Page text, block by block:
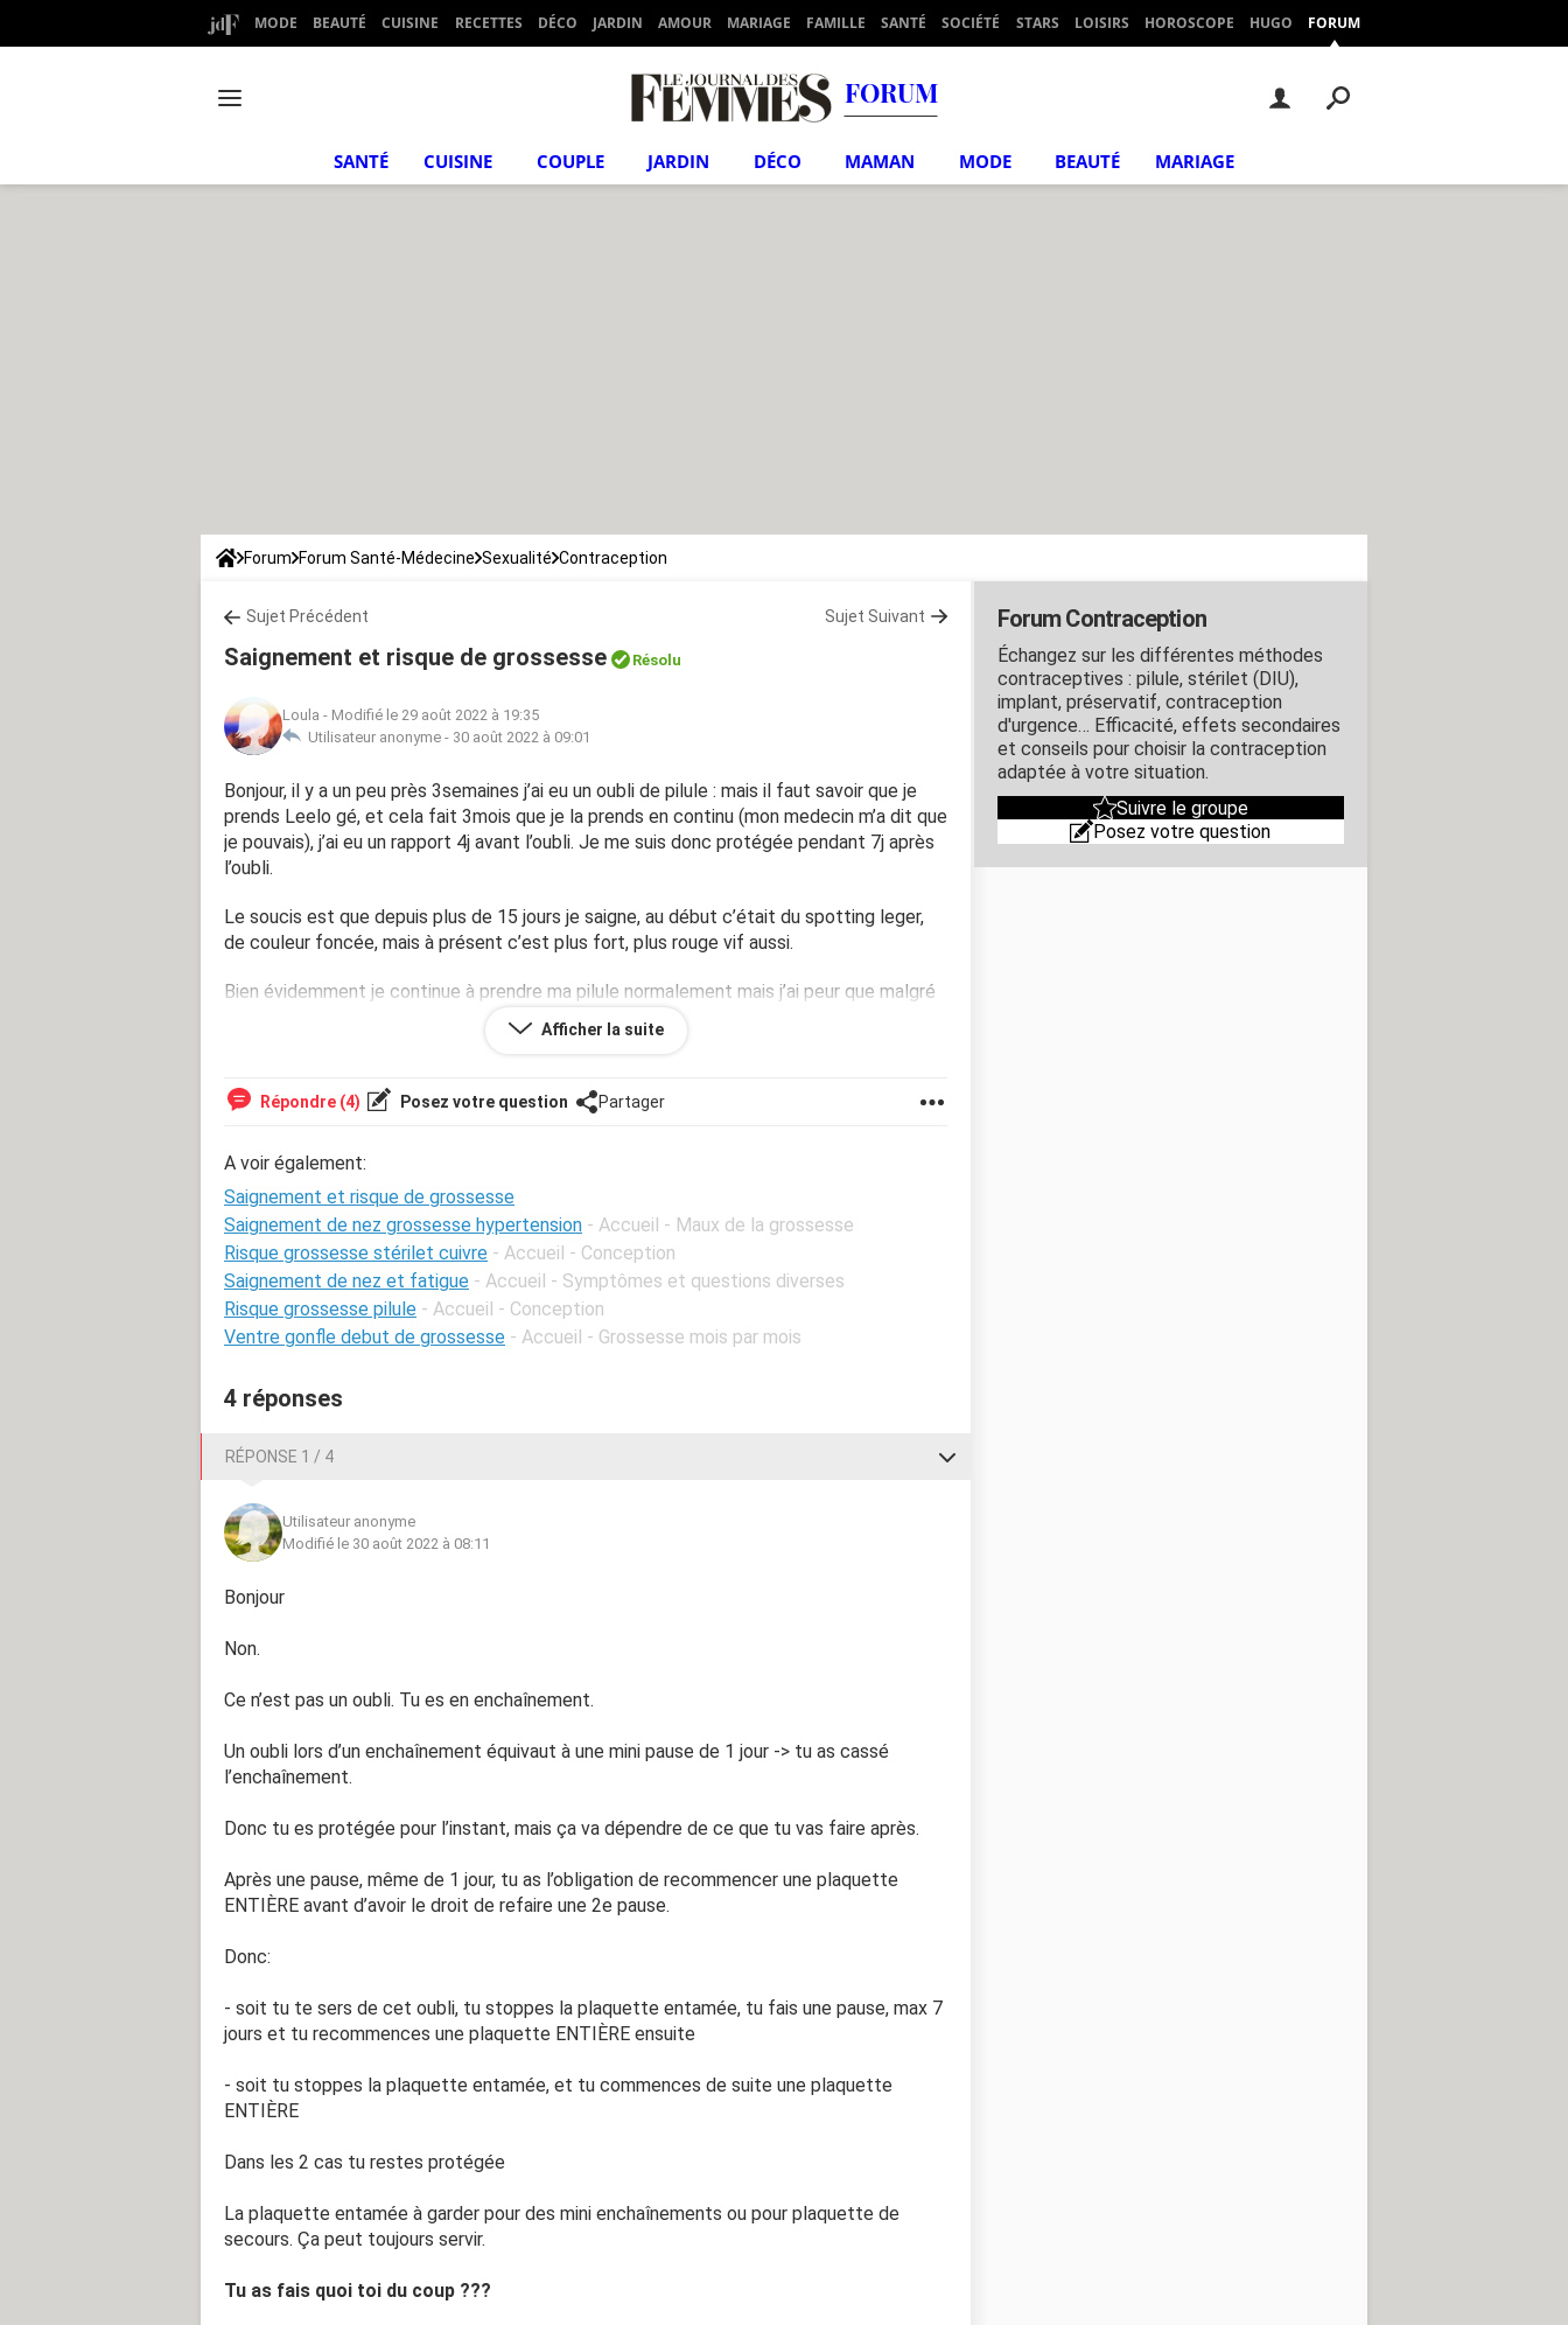
MODE BEAUTÉ CUISINE RECETTES DÉCO JARDIN AMOUR MARIAGE FAMILLE SANTÉ SOCIÉTÉ STARS LOISIRS HOROSCOPE HUGO FORUM
FORUM
SANTÉ CUISINE COUPLE JARDIN DÉCO MAMAN MODE BEAUTÉ MARIAGE
Forum Forum Santé-Médecine Sexualité Contraception
Sujet Précédent Sujet Suivant
Saignement et risque de grossesse Résolu
Loula - Modifié le 29 août 2022 à 19:35
Utilisateur anonyme - 30 août 2022 à 09:01
Bonjour, il y a un peu près 3semaines j’ai eu un oubli de pilule : mais il faut savoir que je
prends Leelo gé, et cela fait 3mois que je la prends en continu (mon medecin m’a dit que
je pouvais), j’ai eu un rapport 4j avant l’oubli. Je me suis donc protégée pendant 7j après
l’oubli.
Le soucis est que depuis plus de 15 jours je saigne, au début c’était du spotting leger,
de couleur foncée, mais à présent c’est plus fort, plus rouge vif aussi.
Bien évidemment je continue à prendre ma pilule normalement mais j’ai peur que malgré
Afficher la suite
Répondre (4) Posez votre question Partager
A voir également:
Saignement et risque de grossesse
Saignement de nez grossesse hypertension - Accueil - Maux de la grossesse
Risque grossesse stérilet cuivre - Accueil - Conception
Saignement de nez et fatigue - Accueil - Symptômes et questions diverses
Risque grossesse pilule - Accueil - Conception
Ventre gonfle debut de grossesse - Accueil - Grossesse mois par mois
4 réponses
RÉPONSE 1 / 4
Utilisateur anonyme
Modifié le 30 août 2022 à 08:11
Bonjour
Non.
Ce n’est pas un oubli. Tu es en enchaînement.
Un oubli lors d’un enchaînement équivaut à une mini pause de 1 jour -> tu as cassé
l’enchaînement.
Donc tu es protégée pour l’instant, mais ça va dépendre de ce que tu vas faire après.
Après une pause, même de 1 jour, tu as l’obligation de recommencer une plaquette
ENTIÈRE avant d’avoir le droit de refaire une 2e pause.
Donc:
- soit tu te sers de cet oubli, tu stoppes la plaquette entamée, tu fais une pause, max 7
jours et tu recommences une plaquette ENTIÈRE ensuite
- soit tu stoppes la plaquette entamée, et tu commences de suite une plaquette
ENTIÈRE
Dans les 2 cas tu restes protégée
La plaquette entamée à garder pour des mini enchaînements ou pour plaquette de
secours. Ça peut toujours servir.
Tu as fais quoi toi du coup ???
Forum Contraception
Échangez sur les différentes méthodes
contraceptives : pilule, stérilet (DIU),
implant, préservatif, contraception
d'urgence… Efficacité, effets secondaires
et conseils pour choisir la contraception
adaptée à votre situation.
Suivre le groupe
Posez votre question